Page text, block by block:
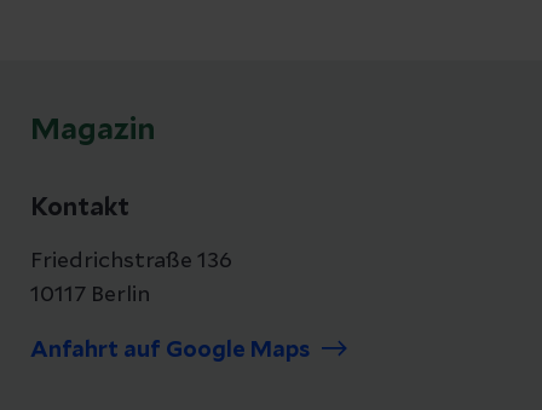
Magazin
Kontakt
Friedrichstraße 136
10117 Berlin
Anfahrt auf Google Maps